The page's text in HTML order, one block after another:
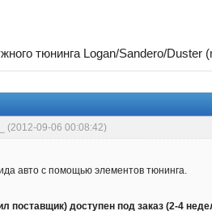
тюнинга Logan/Sandero/Duster
(2012-09-06 00:08:42)
авто с помощью элементов тюнинга.
поставщик) доступен под заказ (2-4